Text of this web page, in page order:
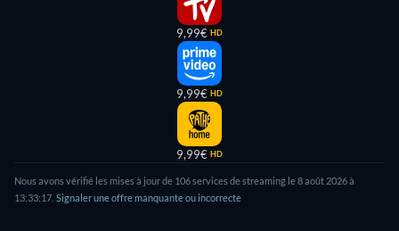
9,99€ HD
9,99€ HD
9,99€ HD
Nous avons vérifié les mises à jour de 106services de streaming le8 août 2026à
13:33:17 Signaler une offre manquante ou incorrecte